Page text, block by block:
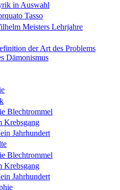
in Auswahl
Tasso
Meisters Lehrjahre
der Art des Problems
Dämonismus
Blechtrommel
Krebsgang
Jahrhundert
Blechtrommel
Krebsgang
Jahrhundert